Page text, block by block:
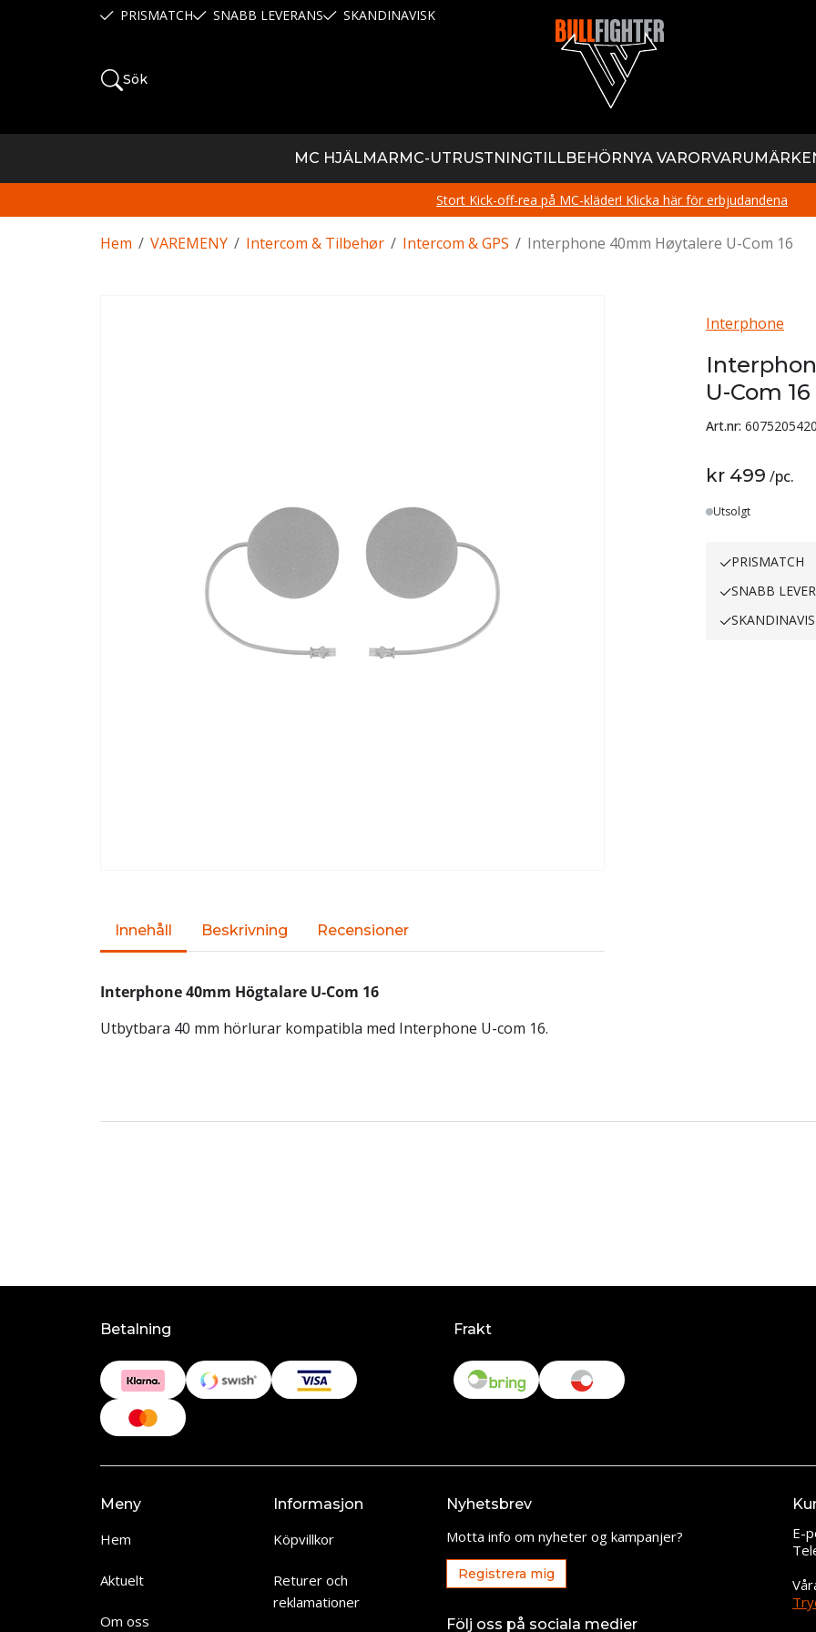
PRISMATCH SNABB LEVERANS SKANDINAVISK
Sök
MC HJÄLMARMC-UTRUSTNINGTILLBEHÖRNYA VAROR
Stort Kick-off-rea på MC-kläder! Klicka här för erbjudandena
/
Hem /
VAREMENY /
Intercom & Tilbehør /
Intercom & GPS Interphone 40mm Høytalere U-Com 16
Interphone
U-Com 16
Art.nr:
kr 499 /pc.
Lager
Utsolgt
PRISMATCH
SNABB
Innehåll Beskrivning Recensioner
Interphone 40mm Högtalare U-Com 16
Utbytbara 40 mm hörlurar kompatibla med Interphone U-com 16.
Betalning Frakt
Meny
Hem
Aktuelt
Om oss
Informasjon
Köpvillkor
Returer och
reklamationer
Nyhetsbrev
Motta info om nyheter og kampanjer?
Registrera mig
Följ oss på sociala medier
E-